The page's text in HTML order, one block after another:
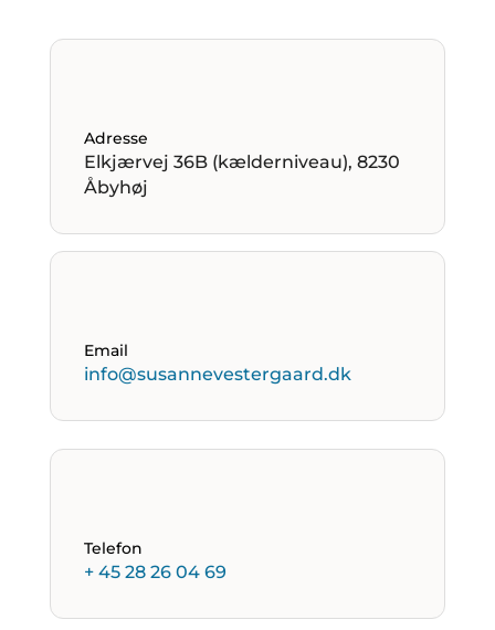
Adresse
Elkjærvej 36B (kælderniveau), 8230
Åbyhøj
Email
info@susannevestergaard.dk
Telefon
+ 45 28 26 04 69